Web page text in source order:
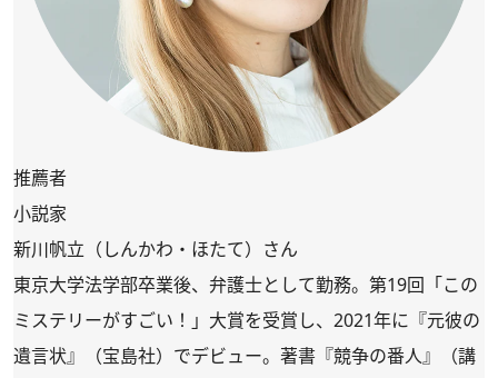
推薦者
小説家
新川帆立（しんかわ・ほたて）さん
東京大学法学部卒業後、弁護士として勤務。第19回「この
ミステリーがすごい！」大賞を受賞し、2021年に『元彼の
遺言状』（宝島社）でデビュー。著書『競争の番人』（講